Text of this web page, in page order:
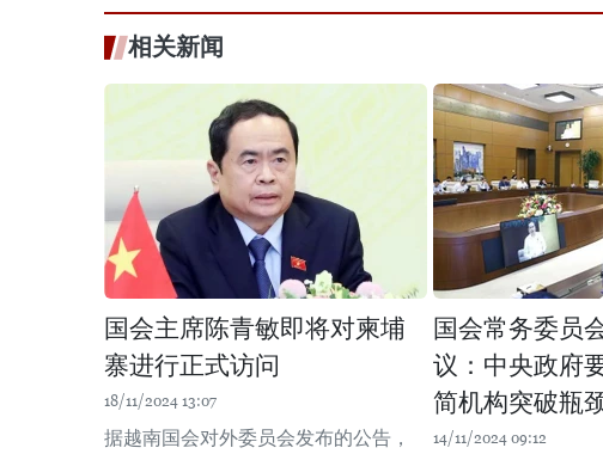
相关新闻
国会主席陈青敏即将对柬埔
寨进行正式访问
18/11/2024 13:07
据越南国会对外委员会发布的公告，
国会常务委员
议：中央政府
简机构突破瓶
14/11/2024 09:12